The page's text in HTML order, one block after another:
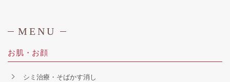
MENU
お肌・お顔
シミ治療・そばかす消し